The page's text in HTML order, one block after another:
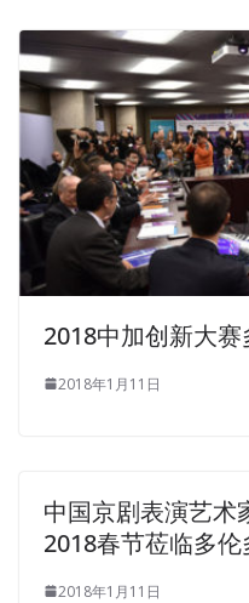
2018中加创新大
2018年1月11日
中国京剧表演艺术
2018春节莅临多伦
2018年1月11日